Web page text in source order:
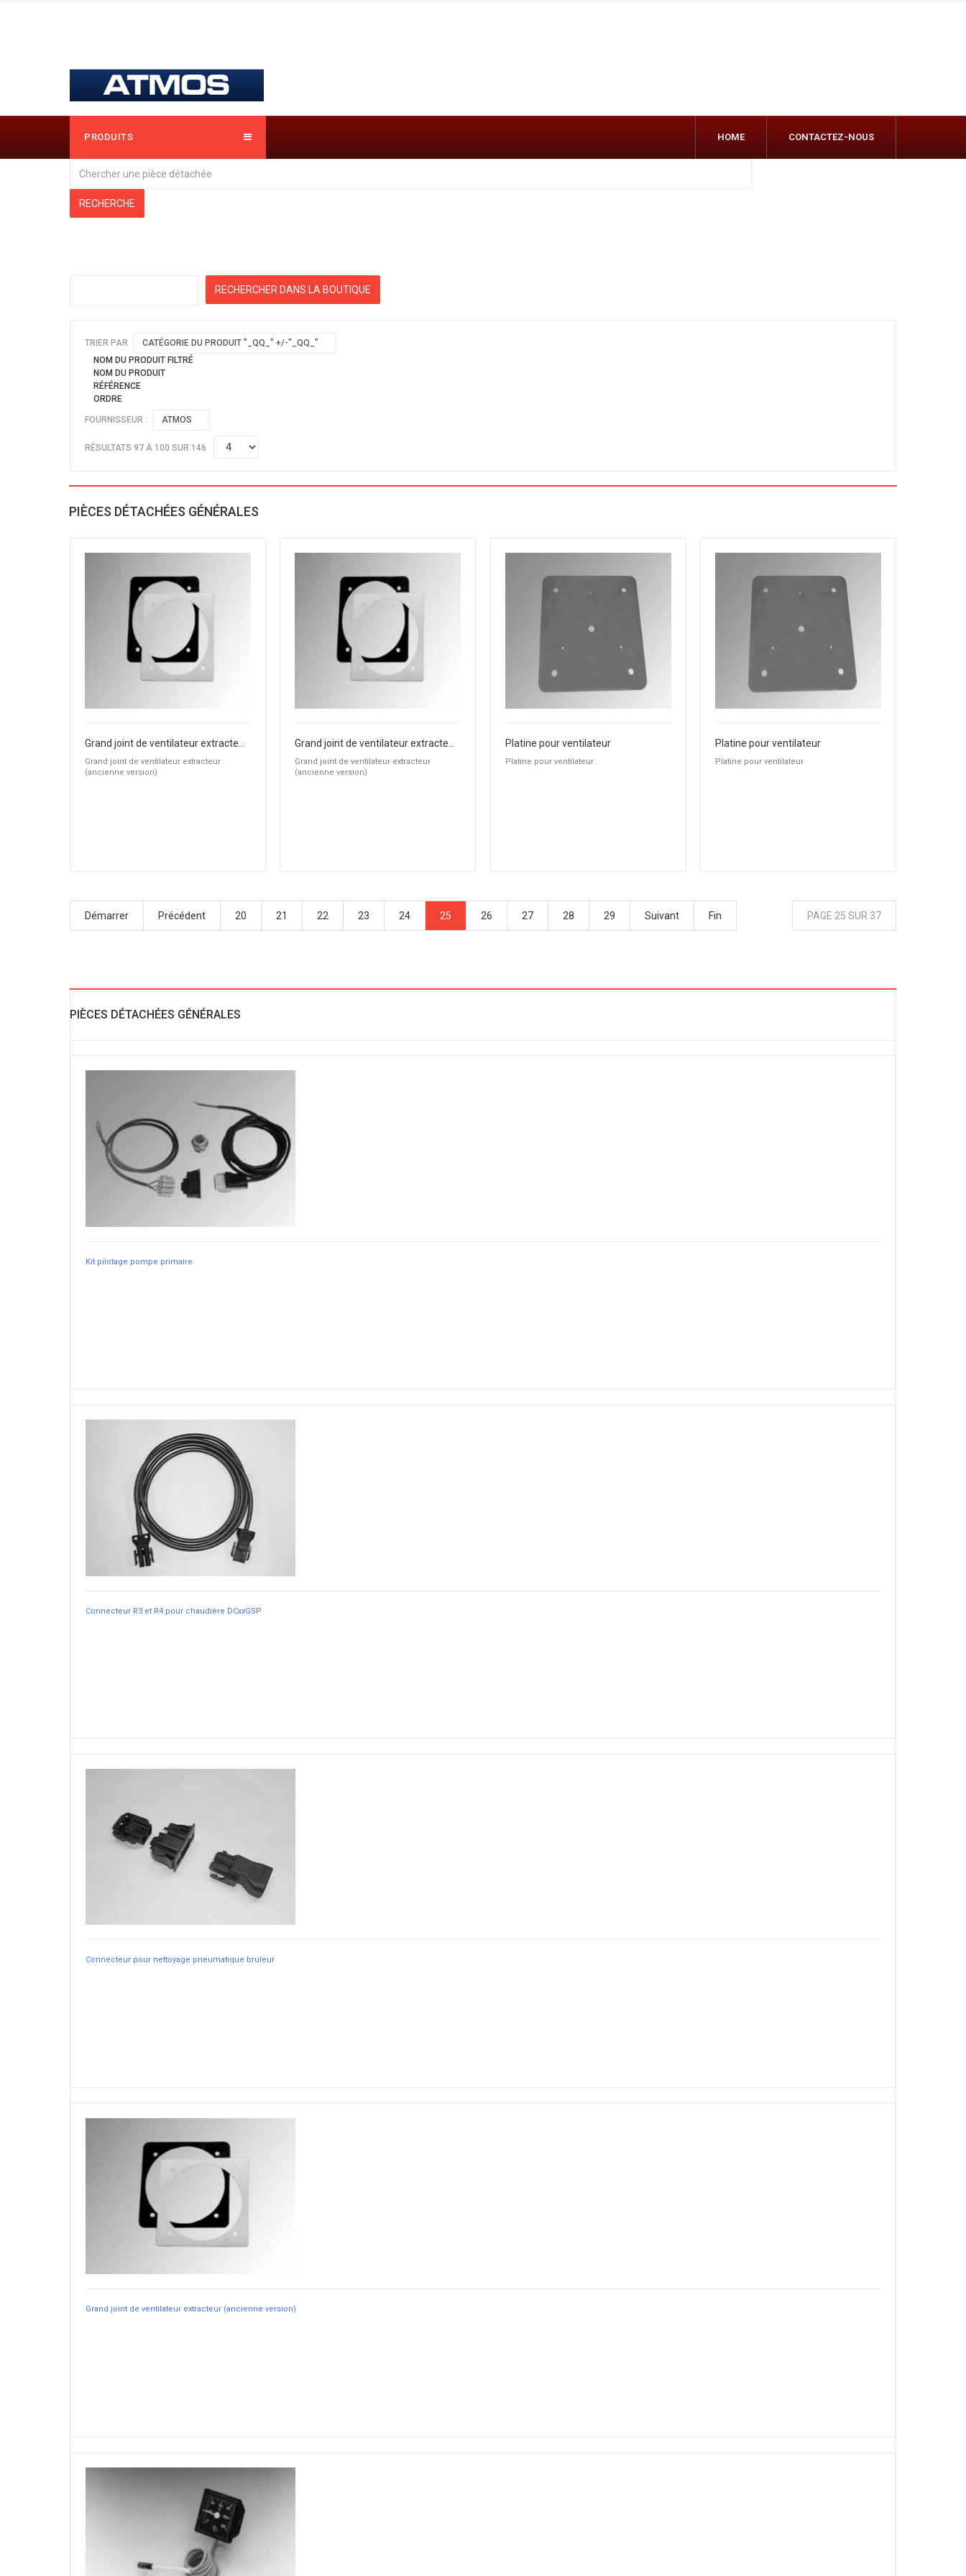
PRODUITS HOME CONTACTEZ-NOUS
TRIER PAR
CATÉGORIE DU PRODUIT "_QQ_" +/-"_QQ_"
NOM DU PRODUIT FILTRÉ
NOM DU PRODUIT
RÉFÉRENCE
ORDRE
FOURNISSEUR : ATMOS
RÉSULTATS 97 À 100 SUR 146
PIÈCES DÉTACHÉES GÉNÉRALES
Grand joint de ventilateur extracteur
(ancienne version)
Grand joint de ventilateur extracteur
(ancienne version)
Platine pour ventilateur
Platine pour ventilateur
Platine pour ventilateur
Platine pour ventilateur
Démarrer Précédent 20 21 22 23 24 25 26 27 28 29 Suivant Fin PAGE 25 SUR 37
PIÈCES DÉTACHÉES GÉNÉRALES
Kit pilotage pompe primaire
Connecteur R3 et R4 pour chaudière DCxxGSP
Connecteur pour nettoyage pneumatique bruleur
Grand joint de ventilateur extracteur (ancienne version)